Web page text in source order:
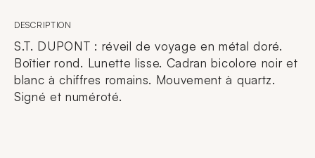
DESCRIPTION
S.T. DUPONT : réveil de voyage en métal doré.
Boîtier rond. Lunette lisse. Cadran bicolore noir et
blanc à chiffres romains. Mouvement à quartz.
Signé et numéroté.